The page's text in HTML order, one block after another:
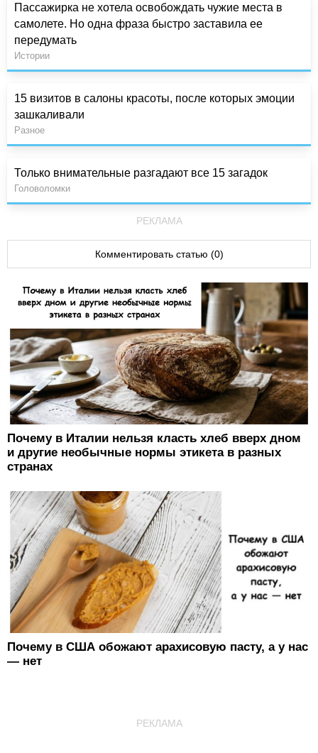
Пассажирка не хотела освобождать чужие места в
самолете. Но одна фраза быстро заставила ее
передумать
Истории
15 визитов в салоны красоты, после которых эмоции
зашкаливали
Разное
Только внимательные разгадают все 15 загадок
Головоломки
РЕКЛАМА
Комментировать статью (0)
Почему в Италии нельзя класть хлеб вверх дном
и другие необычные нормы этикета в разных
странах
Почему в США обожают арахисовую пасту, а у нас
— нет
РЕКЛАМА